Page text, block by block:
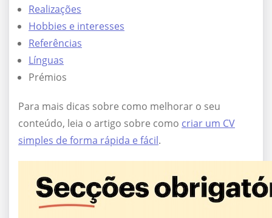
Realizações
Hobbies e interesses
Referências
Línguas
Prémios
Para mais dicas sobre como melhorar o seu
conteúdo, leia o artigo sobre como criar um CV
simples de forma rápida e fácil.